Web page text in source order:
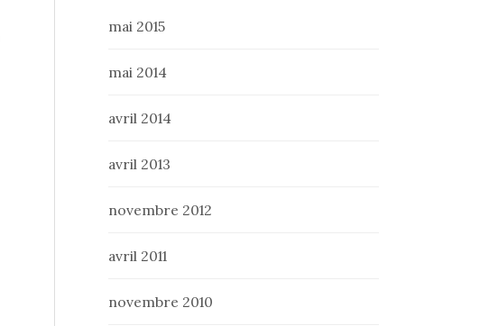
mai 2015
mai 2014
avril 2014
avril 2013
novembre 2012
avril 2011
novembre 2010